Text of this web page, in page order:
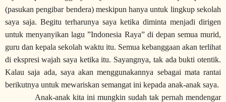
(pasukan pengibar bendera) meskipun hanya untuk lingkup sekolah
saya saja. Begitu terharunya saya ketika diminta menjadi dirigen
untuk menyanyikan lagu ”Indonesia Raya” di depan semua murid,
guru dan kepala sekolah waktu itu. Semua kebanggaan akan terlihat
di ekspresi wajah saya ketika itu. Sayangnya, tak ada bukti otentik.
Kalau saja ada, saya akan menggunakannya sebagai mata rantai
berikutnya untuk mewariskan semangat ini kepada anak-anak saya.
Anak-anak kita ini mungkin sudah tak pernah mendengar